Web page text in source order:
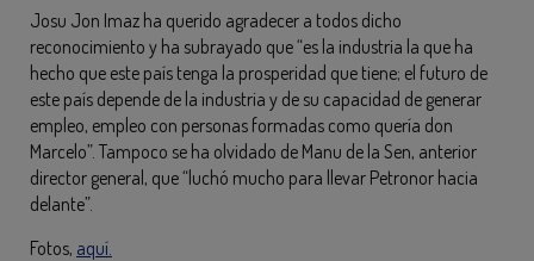
Josu Jon Imaz ha querido agradecer a todos dicho
reconocimiento y ha subrayado que “es la industria la que ha
hecho que este país tenga la prosperidad que tiene; el futuro de
este país depende de la industria y de su capacidad de generar
empleo, empleo con personas formadas como quería don
Marcelo”. Tampoco se ha olvidado de Manu de la Sen, anterior
director general, que “luchó mucho para llevar Petronor hacia
delante”.
Fotos, aquí.